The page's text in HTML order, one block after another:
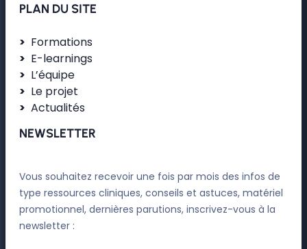
PLAN DU SITE
Formations
E-learnings
L’équipe
Le projet
Actualités
NEWSLETTER
Vous souhaitez recevoir une fois par mois des infos de
type ressources cliniques, conseils et astuces, matériel
promotionnel, dernières parutions, inscrivez-vous à la
newsletter :